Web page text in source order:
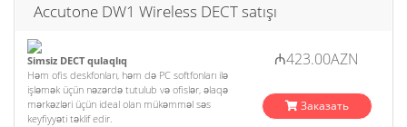
Accutone DW1 Wireless DECT satışı
Simsiz DECT qulaqlıq
Həm ofis deskfonları, həm də PC softfonları ilə
işləmək üçün nəzərdə tutulub və ofislər, əlaqə
mərkəzləri üçün ideal olan mükəmməl səs
keyfiyyəti təklif edir.
₼423.00AZN
Заказать